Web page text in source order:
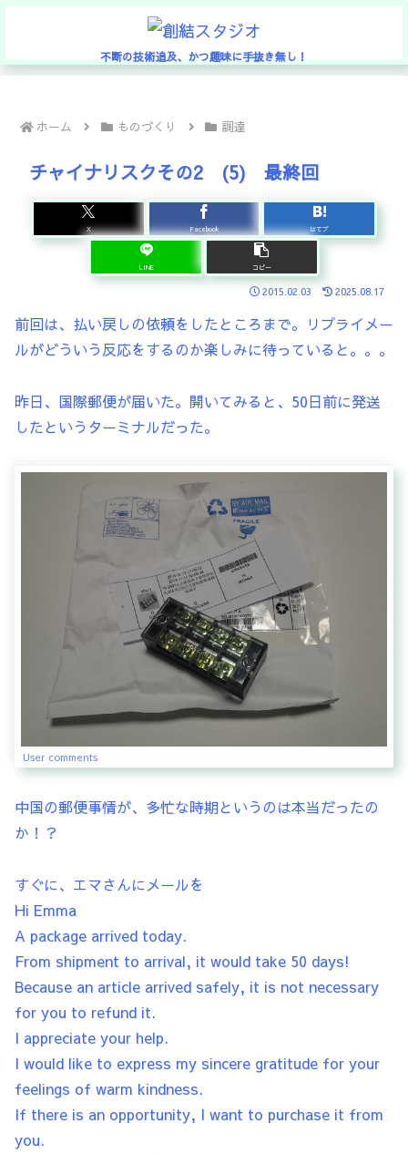
不断の技術追及、かつ趣味に手抜き無し！
ホーム ものづくり 調達
チャイナリスクその2 (5) 最終回
X Facebook はてブ
LINE コピー
2015.02.03 2025.08.17
前回は、払い戻しの依頼をしたところまで。リプライメー
ルがどういう反応をするのか楽しみに待っていると。。。
昨日、国際郵便が届いた。開いてみると、50日前に発送
したというターミナルだった。
User comments
中国の郵便事情が、多忙な時期というのは本当だったの
か！？
すぐに、エマさんにメールを
Hi Emma
A package arrived today.
From shipment to arrival, it would take 50 days!
Because an article arrived safely, it is not necessary
for you to refund it.
I appreciate your help.
I would like to express my sincere gratitude for your
feelings of warm kindness.
If there is an opportunity, I want to purchase it from
you.